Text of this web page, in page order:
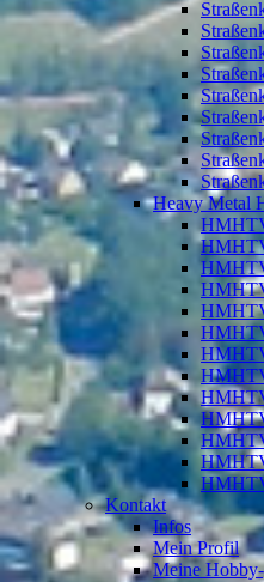
Heavy Metal
Kontakt
Infos
Mein Profil
Meine